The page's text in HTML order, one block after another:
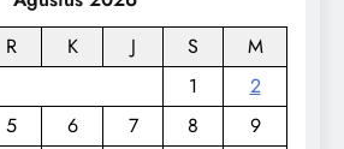
R K J S
M
1
2
5 6 7 8
9